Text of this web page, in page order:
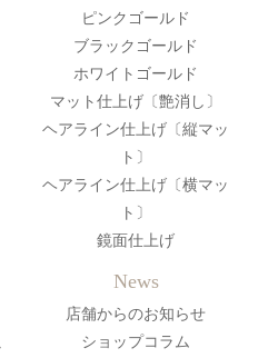
ピンクゴールド
ブラックゴールド
ホワイトゴールド
マット仕上げ〔艶消し〕
ヘアライン仕上げ〔縦マッ
ト〕
ヘアライン仕上げ〔横マッ
ト〕
鏡面仕上げ
News
店舗からのお知らせ
ショップコラム